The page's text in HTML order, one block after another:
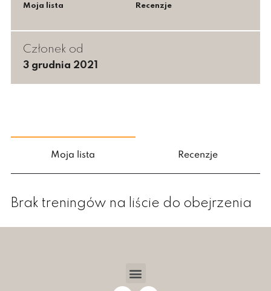
Moja lista Recenzje
Członek od
3 grudnia 2021
Moja lista Recenzje
Brak treningów na liście do obejrzenia